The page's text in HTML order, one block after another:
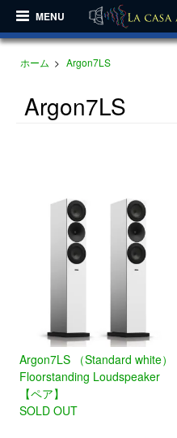
MENU
ホーム > Argon7LS
Argon7LS
Argon7LS （Standard white）
Floorstanding Loudspeaker
【ペア】
SOLD OUT